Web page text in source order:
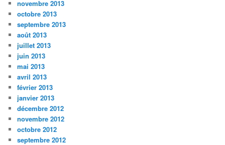
novembre 2013
octobre 2013
septembre 2013
août 2013
juillet 2013
juin 2013
mai 2013
avril 2013
février 2013
janvier 2013
décembre 2012
novembre 2012
octobre 2012
septembre 2012